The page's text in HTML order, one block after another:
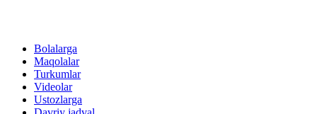
Bolalarga
Maqolalar
Turkumlar
Videolar
Ustozlarga